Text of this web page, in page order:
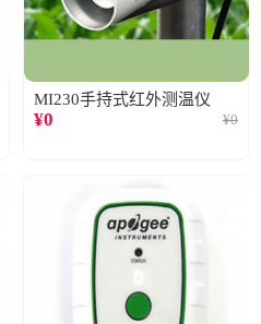
MI230手持式红外测温仪
¥0 ¥0